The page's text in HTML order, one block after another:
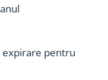
pentru